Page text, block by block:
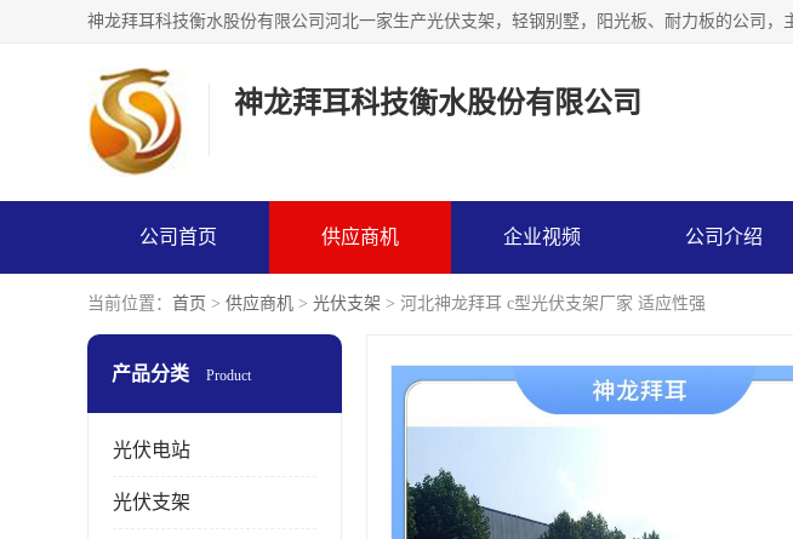
神龙拜耳科技衡水股份有限公司
公司首页 供应商机 企业视频 公司介绍
当前位置： 首页 > 供应商机 > 光伏支架 > 河北神龙拜耳 c型光伏支架厂家 适应性强
产品分类 Product
光伏电站
光伏支架